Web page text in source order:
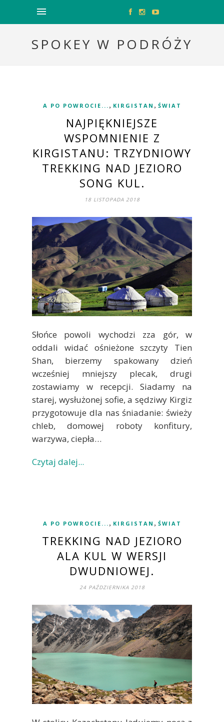
SPOKEY W PODRÓŻY
A PO POWROCIE... , KIRGISTAN , ŚWIAT
NAJPIĘKNIEJSZE
WSPOMNIENIE Z
KIRGISTANU: TRZYDNIOWY
TREKKING NAD JEZIORO
SONG KUL.
18 LISTOPADA 2018
Słońce powoli wychodzi zza gór, w
oddali widać ośnieżone szczyty Tien
Shan, bierzemy spakowany dzień
wcześniej mniejszy plecak, drugi
zostawiamy w recepcji. Siadamy na
starej, wysłużonej sofie, a sędziwy Kirgiz
przygotowuje dla nas śniadanie: świeży
chleb, domowej roboty konfitury,
warzywa, ciepła…
Czytaj dalej...
A PO POWROCIE... , KIRGISTAN , ŚWIAT
TREKKING NAD JEZIORO
ALA KUL W WERSJI
DWUDNIOWEJ.
24 PAŹDZIERNIKA 2018